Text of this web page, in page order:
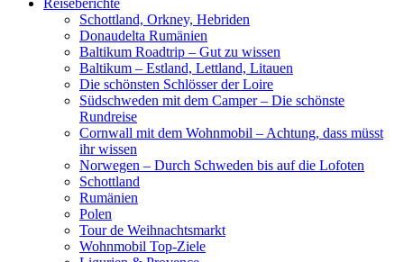
Schottland, Orkney, Hebriden
Donaudelta Rumänien
Baltikum Roadtrip – Gut zu wissen
Baltikum – Estland, Lettland, Litauen
Die schönsten Schlösser der Loire
Südschweden mit dem Camper – Die schönste
Rundreise
Cornwall mit dem Wohnmobil – Achtung, dass müsst
ihr wissen
Norwegen – Durch Schweden bis auf die Lofoten
Schottland
Rumänien
Polen
Tour de Weihnachtsmarkt
Wohnmobil Top-Ziele